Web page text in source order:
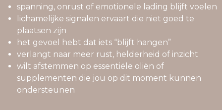
spanning, onrust of emotionele lading blijft voelen
lichamelijke signalen ervaart die niet goed te
plaatsen zijn
het gevoel hebt dat iets “blijft hangen”
verlangt naar meer rust, helderheid of inzicht
wilt afstemmen op essentiële oliën of
supplementen die jou op dit moment kunnen
ondersteunen